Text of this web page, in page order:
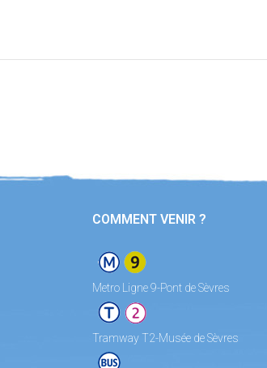
COMMENT VENIR ?
Metro Ligne 9-Pont de Sèvres
Tramway T2-Musée de Sèvres